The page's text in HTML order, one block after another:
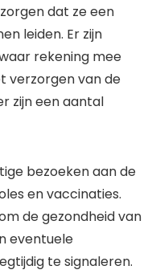
dat ze een
leiden. Er zijn
rekening mee
verzorgen van de
zijn een aantal
bezoeken aan de
en vaccinaties.
de gezondheid van
eventuele
te signaleren.